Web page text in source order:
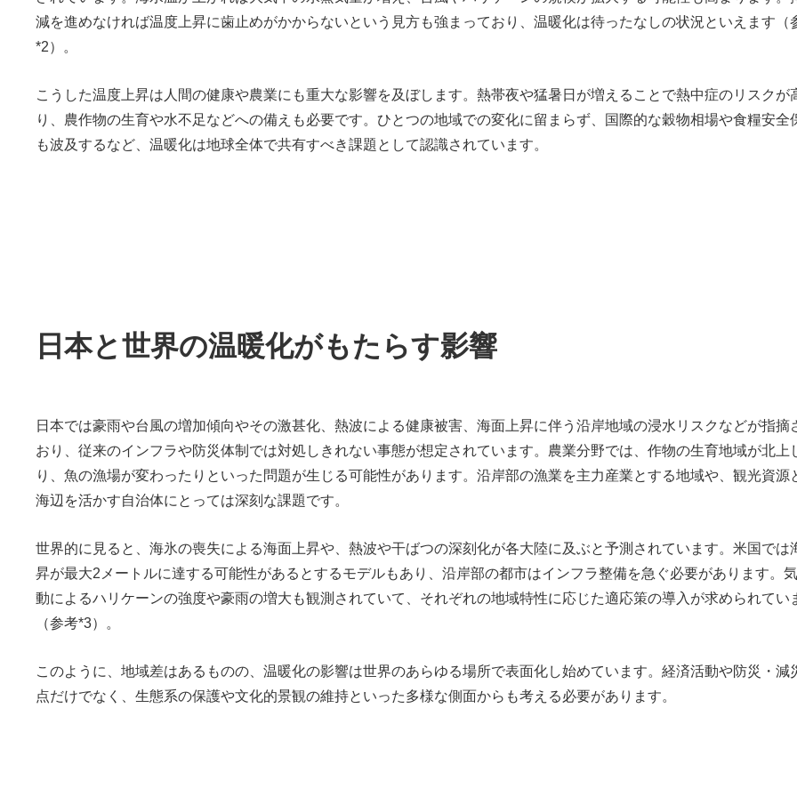
減を進めなければ温度上昇に歯止めがかからないという見方も強まっており、温暖化は待ったなしの状況といえます（
*2）。
こうした温度上昇は人間の健康や農業にも重大な影響を及ぼします。熱帯夜や猛暑日が増えることで熱中症のリスクが
り、農作物の生育や水不足などへの備えも必要です。ひとつの地域での変化に留まらず、国際的な穀物相場や食糧安全
も波及するなど、温暖化は地球全体で共有すべき課題として認識されています。
日本と世界の温暖化がもたらす影響
日本では豪雨や台風の増加傾向やその激甚化、熱波による健康被害、海面上昇に伴う沿岸地域の浸水リスクなどが指摘
おり、従来のインフラや防災体制では対処しきれない事態が想定されています。農業分野では、作物の生育地域が北上
り、魚の漁場が変わったりといった問題が生じる可能性があります。沿岸部の漁業を主力産業とする地域や、観光資源
海辺を活かす自治体にとっては深刻な課題です。
世界的に見ると、海氷の喪失による海面上昇や、熱波や干ばつの深刻化が各大陸に及ぶと予測されています。米国では
昇が最大2メートルに達する可能性があるとするモデルもあり、沿岸部の都市はインフラ整備を急ぐ必要があります。
動によるハリケーンの強度や豪雨の増大も観測されていて、それぞれの地域特性に応じた適応策の導入が求められてい
（参考*3）。
このように、地域差はあるものの、温暖化の影響は世界のあらゆる場所で表面化し始めています。経済活動や防災・減
点だけでなく、生態系の保護や文化的景観の維持といった多様な側面からも考える必要があります。